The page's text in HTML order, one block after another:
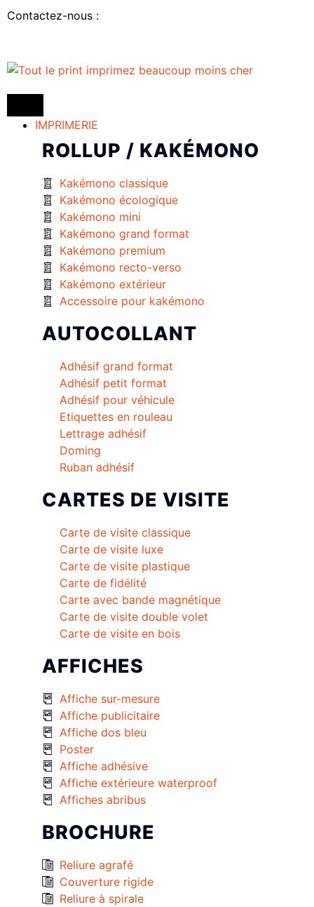
Contactez-nous :
IMPRIMERIE
ROLLUP / KAKÉMONO
Kakémono classique
Kakémono écologique
Kakémono mini
Kakémono grand format
Kakémono premium
Kakémono recto-verso
Kakémono extérieur
Accessoire pour kakémono
AUTOCOLLANT
Adhésif grand format
Adhésif petit format
Adhésif pour véhicule
Etiquettes en rouleau
Lettrage adhésif
Doming
Ruban adhésif
CARTES DE VISITE
Carte de visite classique
Carte de visite luxe
Carte de visite plastique
Carte de fidélité
Carte avec bande magnétique
Carte de visite double volet
Carte de visite en bois
AFFICHES
Affiche sur-mesure
Affiche publicitaire
Affiche dos bleu
Poster
Affiche adhésive
Affiche extérieure waterproof
Affiches abribus
BROCHURE
Reliure agrafé
Couverture rigide
Reliure à spirale